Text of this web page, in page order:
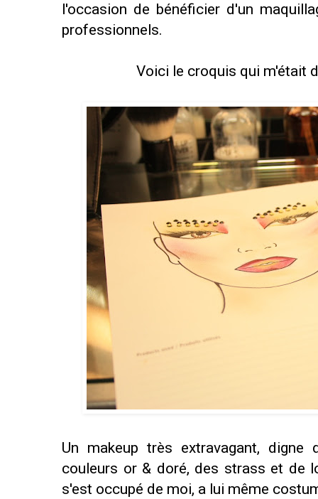
l'occasion de bénéficier d'un
professionnels.
Voici le croquis qui m'était
Un makeup très extravagant, digne
couleurs or & doré, des strass et de
s'est occupé de moi, a lui même